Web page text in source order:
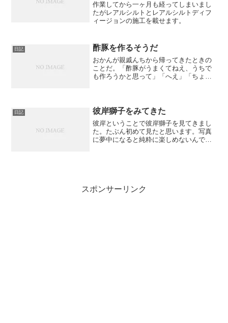
作業してから一ヶ月も経ってしまいまし
たがレアルシルトとレアルシルトディフ
ィージョンの施工を載せます。
日記 酢豚を作るそうだ
おかんが親戚んちから帰ってきたときの
ことだ。「酢豚がうまくてねえ、うちで
も作ろうかと思って」「へえ」「ちょう
日記 彼岸獅子をみてきた
彼岸ということで彼岸獅子を見てきまし
た。たぶん初めて見たと思います。写真
に夢中になると純粋に楽しめないんです
スポンサーリンク